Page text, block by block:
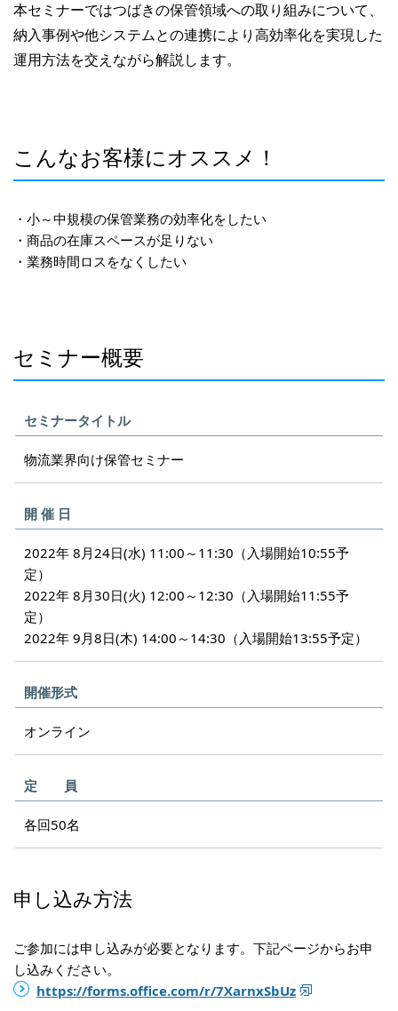
本セミナーではつばきの保管領域への取り組みについて、
納入事例や他システムとの連携により高効率化を実現した
運用方法を交えながら解説します。
こんなお客様にオススメ！
・小～中規模の保管業務の効率化をしたい
・商品の在庫スペースが足りない
・業務時間ロスをなくしたい
セミナー概要
セミナータイトル
物流業界向け保管セミナー
開 催 日
2022年 8月24日(水) 11:00～11:30（入場開始10:55予
定）
2022年 8月30日(火) 12:00～12:30（入場開始11:55予
定）
2022年 9月8日(木) 14:00～14:30（入場開始13:55予定）
開催形式
オンライン
定 員
各回50名
申し込み方法
ご参加には申し込みが必要となります。下記ページからお申
し込みください。
https://forms.office.com/r/7XarnxSbUz